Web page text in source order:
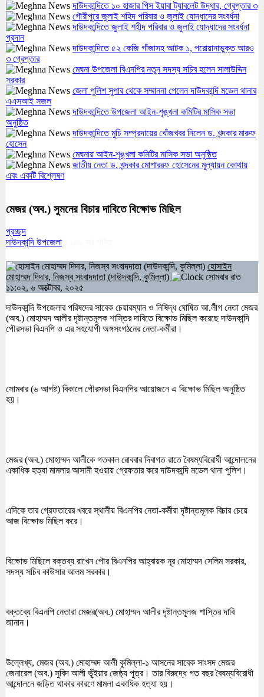
দাউদকান্দিতে ১০ হাজার পিস ইয়াবা ট্যাবলেট উদ্ধার, গ্রেপ্তার ৩
গৌরীপুরে জুলাই শহিদ পরিবার ও জুলাই যোদ্ধাদের সংবর্ধনা
দাউদকান্দিতে জুলাই শহীদ পরিবার ও জুলাই যোদ্ধাদের সংবর্ধনা
প্রদান
দাউদকান্দিতে ৫২ কেজি গাঁজাসহ আটক ১, পরোয়ানাভুক্ত আরও
৩ গ্রেপ্তার
মেঘনা উপজেলা বিএনপির নতুন সদস্য সচিব হলেন সালাউদ্দিন
সরকার
জেলা পুলিশ সুপার থেকে সম্মাননা পেলেন দাউদকান্দি মডেল থানার
এএসআই সজল
দাউদকান্দিতে উপজেলা আইন-শৃঙ্খলা কমিটির মাসিক সভা
অনুষ্ঠিত
দাউদকান্দিতে মুচি সম্প্রদায়ের খোঁজখবর নিলেন ড. খন্দকার মারুফ
হোসেন
মেঘনায় আইন-শৃঙ্খলা কমিটির মাসিক সভা অনুষ্ঠিত
জাতীয় নেতা ড. খন্দকার মোশাররফ হোসেনের মূল্যায়ন কোথায়
এবং একটি বিশ্লেষণ
মেজর (অব.) সুমনের বিচার দাবিতে বিক্ষোভ মিছিল
প্রচ্ছদ
দাউদকান্দি উপজেলা
হোসাইন
মোহাম্মদ দিদার, নিজস্ব সংবাদদাতা (দাউদকান্দি, কুমিল্লা)
সোমবার রাত
১১:০২, ৬ অক্টোবর, ২০২৫
দাউদকান্দি উপজেলার পরিষদের সাবেক চেয়ারম্যান ও নিষিদ্ধ ঘোষিত আ.লীগ নেতা মেজর
(অব.) মোহাম্মদ আলীর দৃষ্টান্তমূলক শাস্তির দাবিতে বিক্ষোভ মিছিল করেছে দাউদকান্দি
পৌরসভা বিএনপি ও এর সহযোগী অঙ্গসংগঠনের নেতা-কর্মীরা।
সোমবার (৬ আগষ্ট) বিকালে পৌরসভা বিএনপির আয়োজনে এ বিক্ষোভ মিছিল অনুষ্ঠিত
হয়।
মেজর (অব.) মোহাম্মদ আলীকে গতকাল রোববার দিবাগত রাতে বৈষম্যবিরোধী আন্দোলনের
একাধিক হত্যা মামলার আসামী হওয়ায় গ্রেফতার করে দাউদকান্দি মডেল থানা পুলিশ।
এদিকে তার গ্রেফতারের খবরে স্থানীয় বিএনপির নেতা-কর্মীরা দৃষ্টান্তমূলক বিচার চেয়ে
আজ বিক্ষোভ মিছিল করে।
বিক্ষোভ মিছিলে বক্তব্য রাখেন পৌর বিএনপির আহ্বায়ক নূর মোহাম্মদ সেলিম সরকার,
সদস্য সচিব কাউসার আলম সরকার।
বক্তব্যে বিএনপি নেতারা মেজর(অব.) মোহাম্মদ আলীর দৃষ্টান্তমূলজ শাস্তির দাবি
জানান।
উল্লেখ্য, মেজর (অব.) মোহাম্মদ আলী কুমিল্লা-১ আসনের সাবেক সাংসদ মেজর
জেনারেল (অব.) সুবিদ আলী ভূৃঁইয়ার জেষ্ঠ্য পু্ত্র। তার বিরুদ্ধে গত বছর বৈষম্যবিরোধী
আন্দোলনে জড়িত থাকার কারণে মামলা একাধিক হত্যা হয়।